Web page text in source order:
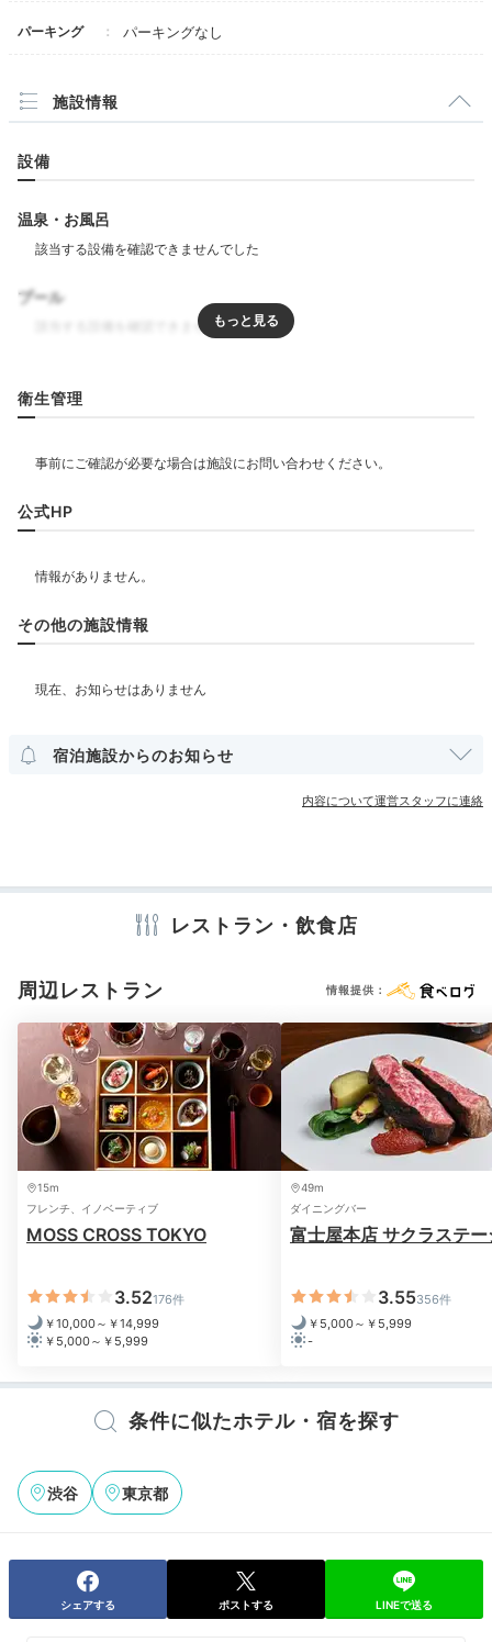
パーキング パーキングなし
施設情報
設備
温泉・お風呂
プール
飲食
ベビー＆子供関連
その他館内施設
アメニティ
衛生管理
公式HP
その他の施設情報
宿泊施設からのお知らせ
内容について運営スタッフに連絡
レストラン・飲食店
周辺レストラン 情報提供：
15m
フレンチ、イノベーティブ
MOSS CROSS TOKYO
3.52176件
￥10,000～￥14,999
￥5,000～￥5,999
49m
ダイニングバー
富士屋本店 サクラステー
3.55356件
￥5,000～￥5,999
-
条件に似たホテル・宿を探す
渋谷 東京都
シェアする ポストする LINEで送る